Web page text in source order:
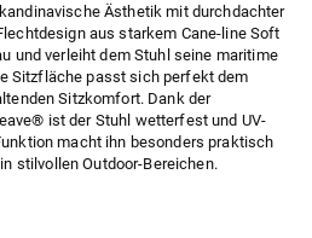
Ästhetik mit durchdachter
aus starkem Cane-line Soft
und verleiht dem Stuhl seine maritime
Sitzfläche passt sich perfekt dem
Sitzkomfort. Dank der
ist der Stuhl wetterfest und UV-
macht ihn besonders praktisch
stilvollen Outdoor-Bereichen.